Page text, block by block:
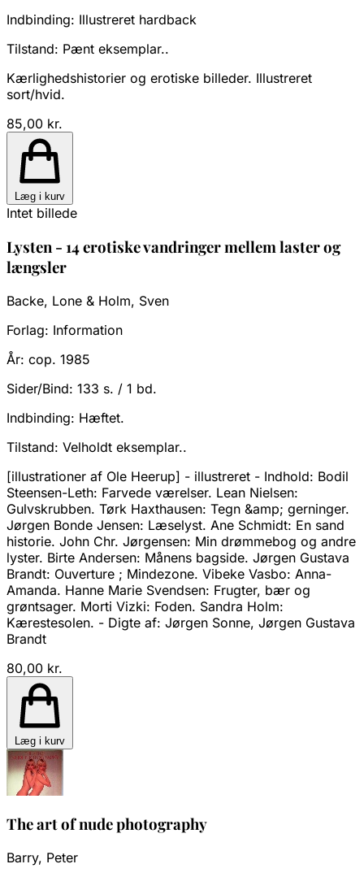
Indbinding: Illustreret hardback
Tilstand: Pænt eksemplar..
Kærlighedshistorier og erotiske billeder. Illustreret
sort/hvid.
85,00 kr.
Læg i kurv
Intet billede
Lysten - 14 erotiske vandringer mellem laster og
længsler
Backe, Lone & Holm, Sven
Forlag: Information
År: cop. 1985
Sider/Bind: 133 s. / 1 bd.
Indbinding: Hæftet.
Tilstand: Velholdt eksemplar..
[illustrationer af Ole Heerup] - illustreret - Indhold: Bodil
Steensen-Leth: Farvede værelser. Lean Nielsen:
Gulvskrubben. Tørk Haxthausen: Tegn &amp; gerninger.
Jørgen Bonde Jensen: Læselyst. Ane Schmidt: En sand
historie. John Chr. Jørgensen: Min drømmebog og andre
lyster. Birte Andersen: Månens bagside. Jørgen Gustava
Brandt: Ouverture ; Mindezone. Vibeke Vasbo: Anna-
Amanda. Hanne Marie Svendsen: Frugter, bær og
grøntsager. Morti Vizki: Foden. Sandra Holm:
Kærestesolen. - Digte af: Jørgen Sonne, Jørgen Gustava
Brandt
80,00 kr.
Læg i kurv
The art of nude photography
Barry, Peter